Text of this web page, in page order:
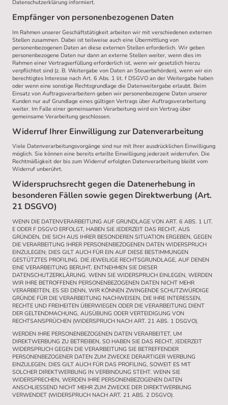
Datenschutzerklärung informiert.
Empfänger von personenbezogenen Daten
Im Rahmen unserer Geschäftstätigkeit arbeiten wir mit verschiedenen externen
Stellen zusammen. Dabei ist teilweise auch eine Übermittlung von
personenbezogenen Daten an diese externen Stellen erforderlich. Wir geben
personenbezogene Daten nur dann an externe Stellen weiter, wenn dies im
Rahmen einer Vertragserfüllung erforderlich ist, wenn wir gesetzlich hierzu
verpflichtet sind (z. B. Weitergabe von Daten an Steuerbehörden), wenn wir ein
berechtigtes Interesse nach Art. 6 Abs. 1 lit. f DSGVO an der Weitergabe haben
oder wenn eine sonstige Rechtsgrundlage die Datenweitergabe erlaubt. Beim
Einsatz von Auftragsverarbeitern geben wir personenbezogene Daten unserer
Kunden nur auf Grundlage eines gültigen Vertrags über Auftragsverarbeitung
weiter. Im Falle einer gemeinsamen Verarbeitung wird ein Vertrag über
gemeinsame Verarbeitung geschlossen.
Widerruf Ihrer Einwilligung zur Datenverarbeitung
Viele Datenverarbeitungsvorgänge sind nur mit Ihrer ausdrücklichen Einwilligung
möglich. Sie können eine bereits erteilte Einwilligung jederzeit widerrufen. Die
Rechtmäßigkeit der bis zum Widerruf erfolgten Datenverarbeitung bleibt vom
Widerruf unberührt.
Widerspruchsrecht gegen die Datenerhebung in
besonderen Fällen sowie gegen Direktwerbung (Art.
21 DSGVO)
WENN DIE DATENVERARBEITUNG AUF GRUNDLAGE VON ART. 6 ABS. 1 LIT.
E ODER F DSGVO ERFOLGT, HABEN SIE JEDERZEIT DAS RECHT, AUS
GRÜNDEN, DIE SICH AUS IHRER BESONDEREN SITUATION ERGEBEN, GEGEN
DIE VERARBEITUNG IHRER PERSONENBEZOGENEN DATEN WIDERSPRUCH
EINZULEGEN; DIES GILT AUCH FÜR EIN AUF DIESE BESTIMMUNGEN
GESTÜTZTES PROFILING. DIE JEWEILIGE RECHTSGRUNDLAGE, AUF DENEN
EINE VERARBEITUNG BERUHT, ENTNEHMEN SIE DIESER
DATENSCHUTZERKLÄRUNG. WENN SIE WIDERSPRUCH EINLEGEN, WERDEN
WIR IHRE BETROFFENEN PERSONENBEZOGENEN DATEN NICHT MEHR
VERARBEITEN, ES SEI DENN, WIR KÖNNEN ZWINGENDE SCHUTZWÜRDIGE
GRÜNDE FÜR DIE VERARBEITUNG NACHWEISEN, DIE IHRE INTERESSEN,
RECHTE UND FREIHEITEN ÜBERWIEGEN ODER DIE VERARBEITUNG DIENT
DER GELTENDMACHUNG, AUSÜBUNG ODER VERTEIDIGUNG VON
RECHTSANSPRÜCHEN (WIDERSPRUCH NACH ART. 21 ABS. 1 DSGVO).
WERDEN IHRE PERSONENBEZOGENEN DATEN VERARBEITET, UM
DIREKTWERBUNG ZU BETREIBEN, SO HABEN SIE DAS RECHT, JEDERZEIT
WIDERSPRUCH GEGEN DIE VERARBEITUNG SIE BETREFFENDER
PERSONENBEZOGENER DATEN ZUM ZWECKE DERARTIGER WERBUNG
EINZULEGEN; DIES GILT AUCH FÜR DAS PROFILING, SOWEIT ES MIT
SOLCHER DIREKTWERBUNG IN VERBINDUNG STEHT. WENN SIE
WIDERSPRECHEN, WERDEN IHRE PERSONENBEZOGENEN DATEN
ANSCHLIESSEND NICHT MEHR ZUM ZWECKE DER DIREKTWERBUNG
VERWENDET (WIDERSPRUCH NACH ART. 21 ABS. 2 DSGVO).